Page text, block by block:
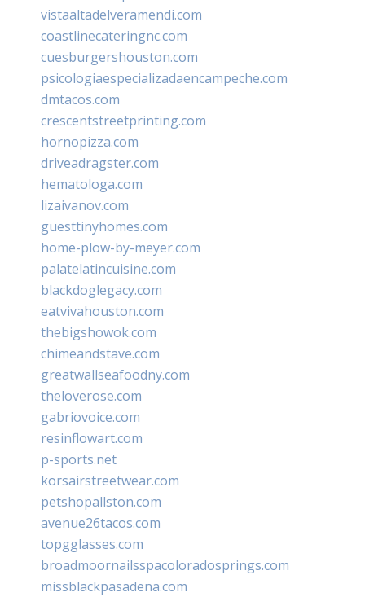
vistaaltadelveramendi.com
coastlinecateringnc.com
cuesburgershouston.com
psicologiaespecializadaencampeche.com
dmtacos.com
crescentstreetprinting.com
hornopizza.com
driveadragster.com
hematologa.com
lizaivanov.com
guesttinyhomes.com
home-plow-by-meyer.com
palatelatincuisine.com
blackdoglegacy.com
eatvivahouston.com
thebigshowok.com
chimeandstave.com
greatwallseafoodny.com
theloverose.com
gabriovoice.com
resinflowart.com
p-sports.net
korsairstreetwear.com
petshopallston.com
avenue26tacos.com
topgglasses.com
broadmoornailsspacoloradosprings.com
missblackpasadena.com